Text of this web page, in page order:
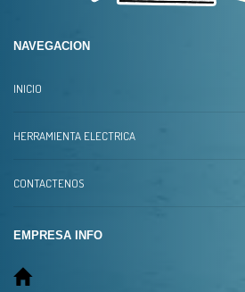
NAVEGACION
INICIO
HERRAMIENTA ELECTRICA
CONTACTENOS
EMPRESA INFO